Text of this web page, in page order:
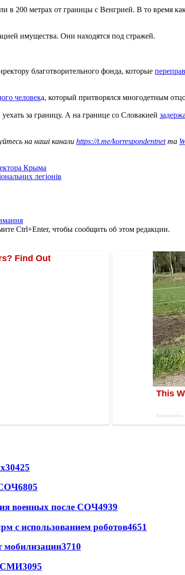
в 200 метрах от границы с Венгрией. В то время
имущества. Они находятся под стражей.
благотворительного фонда, которые
человека, который притворялся многодетным
уехать за границу. А на границе со Словакией
на наші канали https://t.me/korrespondentnetта
Крыма
легіонів
Ctrl+Enter, чтобы сообщить об этом редакции.
30425
6805
военных после СОЧ4939
с использованием роботов4651
мобилизации3710
СМИ3095